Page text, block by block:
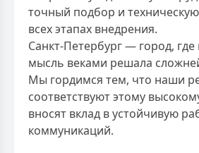
точный подбор и
всех этапах внедрения.
Санкт-Петербург — город,
мысль веками решала
Мы гордимся тем, что наши
соответствуют этому
вносят вклад в устойчивую
коммуникаций.